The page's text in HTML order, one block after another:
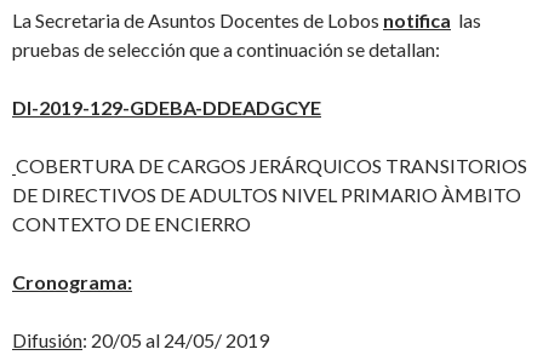
La Secretaria de Asuntos Docentes de Lobos notifica las
pruebas de selección que a continuación se detallan:
DI-2019-129-GDEBA-DDEADGCYE
COBERTURA DE CARGOS JERÁRQUICOS TRANSITORIOS
DE DIRECTIVOS DE ADULTOS NIVEL PRIMARIO ÀMBITO
CONTEXTO DE ENCIERRO
Cronograma:
Difusión: 20/05 al 24/05/ 2019